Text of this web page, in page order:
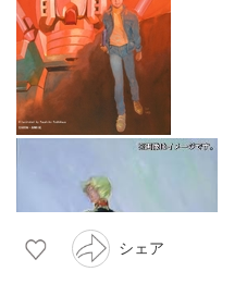
シェア